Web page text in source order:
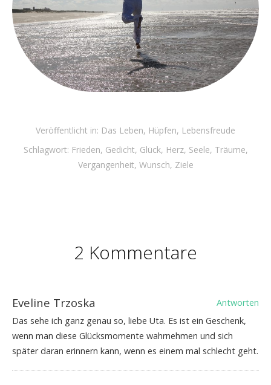
Veröffentlicht in: Das Leben, Hüpfen, Lebensfreude
Schlagwort: Frieden, Gedicht, Glück, Herz, Seele, Träume,
Vergangenheit, Wunsch, Ziele
2 Kommentare
Eveline Trzoska
Antworten
Das sehe ich ganz genau so, liebe Uta. Es ist ein Geschenk,
wenn man diese Glücksmomente wahrnehmen und sich
später daran erinnern kann, wenn es einem mal schlecht geht.